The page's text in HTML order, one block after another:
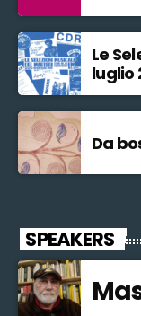
Le
luglio
Da
SPEAKERS